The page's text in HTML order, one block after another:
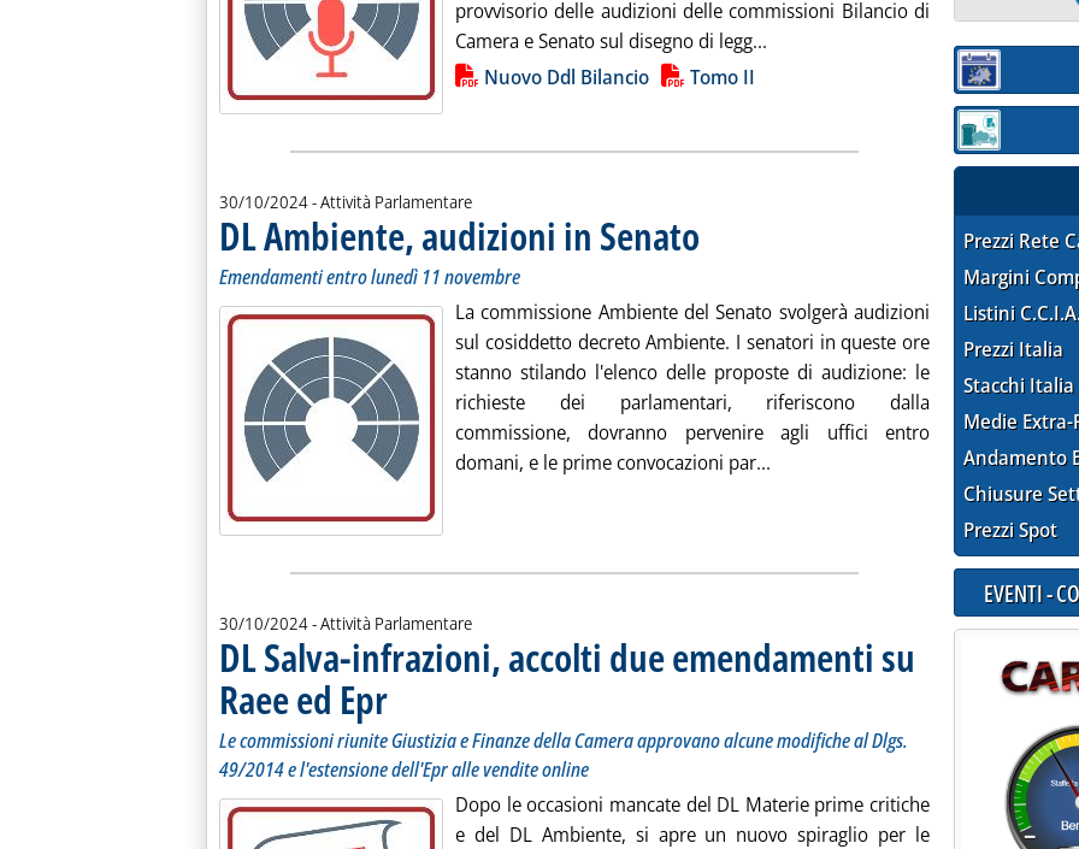
provvisorio delle audizioni delle commissioni Bilancio di
Camera e Senato sul disegno di legg... Leggi tutta la notizia: 'Ddl
Lista allegati PDF alla notiziaNuovo Ddl Bilancio Tomo II
30/10/2024- Attività Parlamentare
DL Ambiente, audizioni in Senato
Emendamenti entro lunedì 11 novembre
La commissione Ambiente del Senato svolgerà audizioni
sul cosiddetto decreto Ambiente. I senatori in queste ore
stanno stilando l'elenco delle proposte di audizione: le
richieste dei parlamentari, riferiscono dalla
commissione, dovranno pervenire agli uffici entro
domani, e le prime convocazioni par... Leggi tutta la notizia: 'DL
30/10/2024- Attività Parlamentare
DL Salva-infrazioni, accolti due emendamenti su
Raee ed Epr. Sottotitolo: Le commissioni riunite Giustizia e Finanze della Camera approvano alcune modifiche al Dlgs. 49/2014 e
. Pubblicata mercoledì 30 ottobre 2024 alle 11.31.
Le commissioni riunite Giustizia e Finanze della Camera approvano alcune modifiche al Dlgs.
49/2014 e l'estensione dell'Epr alle vendite online
Dopo le occasioni mancate del DL Materie prime critiche
e del DL Ambiente, si apre un nuovo spiraglio per le
Sezione:
Sezione:
Prezzi Rete
Margini
Listini
Prezzi Italia
Stacchi Italia
Medie Extra-
Andamento
Chiusure
Prezzi Spot
EVENTI -